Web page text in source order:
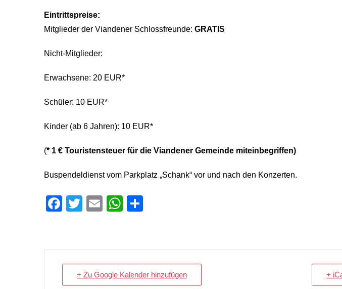
Eintrittspreise:
Mitglieder der Viandener Schlossfreunde: GRATIS
Nicht-Mitglieder:
Erwachsene: 20 EUR*
Schüler: 10 EUR*
Kinder (ab 6 Jahren): 10 EUR*
(* 1 € Touristensteuer für die Viandener Gemeinde miteinbegriffen)
Buspendeldienst vom Parkplatz „Schank“ vor und nach den Konzerten.
Facebook
TwitterEmailWhatsApp
+ Zu Google Kalender hinzufügen +